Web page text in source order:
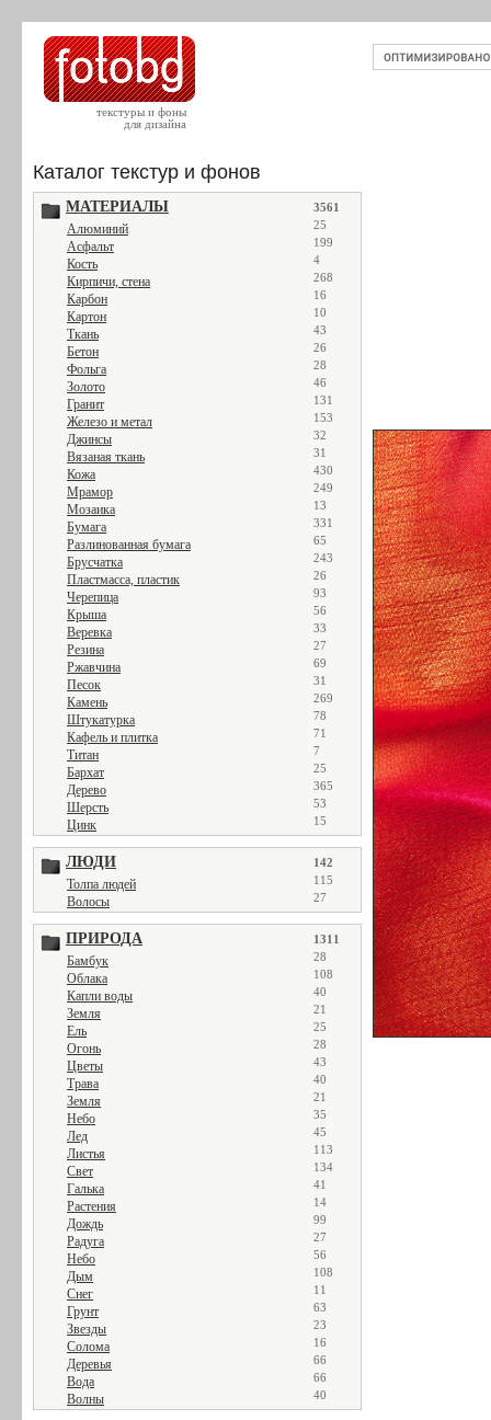
текстуры и фоны
для дизайна
Каталог текстур и фонов
МАТЕРИАЛЫ 3561
Алюминий 25
Асфальт 199
Кость 4
Кирпичи, стена 268
Карбон 16
Картон 10
Ткань 43
Бетон 26
Фольга 28
Золото 46
Гранит 131
Железо и метал 153
Джинсы 32
Вязаная ткань 31
Кожа 430
Мрамор 249
Мозаика 13
Бумага 331
Разлинованная бумага 65
Брусчатка 243
Пластмасса, пластик 26
Черепица 93
Крыша 56
Веревка 33
Резина 27
Ржавчина 69
Песок 31
Камень 269
Штукатурка 78
Кафель и плитка 71
Титан 7
Бархат 25
Дерево 365
Шерсть 53
Цинк 15
ЛЮДИ 142
Толпа людей 115
Волосы 27
ПРИРОДА 1311
Бамбук 28
Облака 108
Капли воды 40
Земля 21
Ель 25
Огонь 28
Цветы 43
Трава 40
Земля 21
Небо 35
Лед 45
Листья 113
Свет 134
Галька 41
Растения 14
Дождь 99
Радуга 27
Небо 56
Дым 108
Снег 11
Грунт 63
Звезды 23
Солома 16
Деревья 66
Вода 66
Волны 40